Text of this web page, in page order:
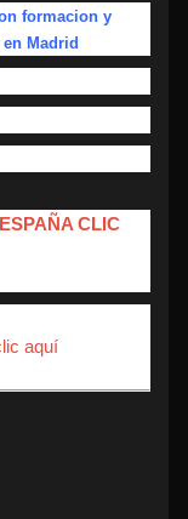
formacion y
Madrid
CLIC
aquí